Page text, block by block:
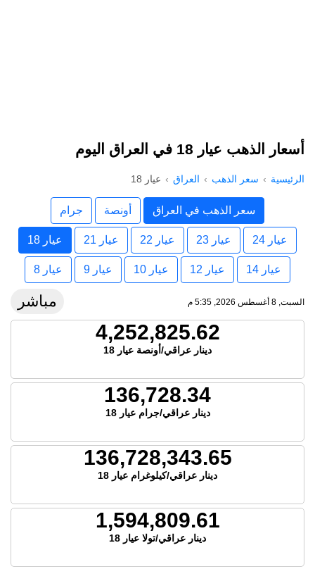
أسعار الذهب عيار 18 في العراق اليوم
الرئيسية سعر الذهب العراق عيار 18
سعر الذهب في العراق أونصة جرام
عيار 24 عيار 23 عيار 22 عيار 21 عيار 18
عيار 14 عيار 12 عيار 10 عيار 9 عيار 8
السبت, 8 أغسطس 2026, 5:35 م مباشر
4,252,825.62
دينار عراقي/أونصة عيار 18
136,728.34
دينار عراقي/جرام عيار 18
136,728,343.65
دينار عراقي/كيلوغرام عيار 18
1,594,809.61
دينار عراقي/تولا عيار 18